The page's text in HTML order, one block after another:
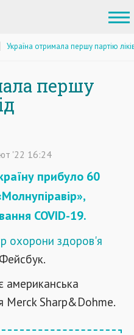
Україна отримала першу партію
першу
'22 16:24
прибуло 60
COVID-19.
охорони здоров'я
американська
Merck Sharp&Dohme.